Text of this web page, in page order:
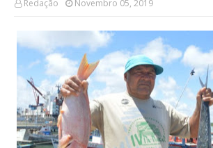
Redação Novembro 05, 2019